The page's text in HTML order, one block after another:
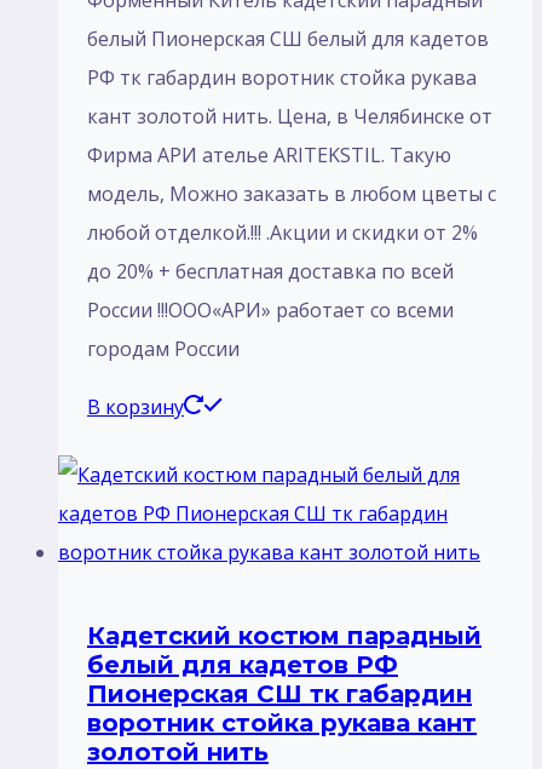
белый Пионерская СШ белый для кадетов
РФ тк габардин воротник стойка рукава
кант золотой нить. Цена, в Челябинске от
Фирма АРИ ателье ARITEKSTIL. Такую
модель, Mожно заказать в любом цветы с
любой отделкой.!!! .Акции и скидки от 2%
до 20% + бесплатная доставка по всей
России !!!ООО«АРИ» работает со всеми
городам России
В корзину
Кадетский костюм парадный
белый для кадетов РФ
Пионерская СШ тк габардин
воротник стойка рукава кант
золотой нить